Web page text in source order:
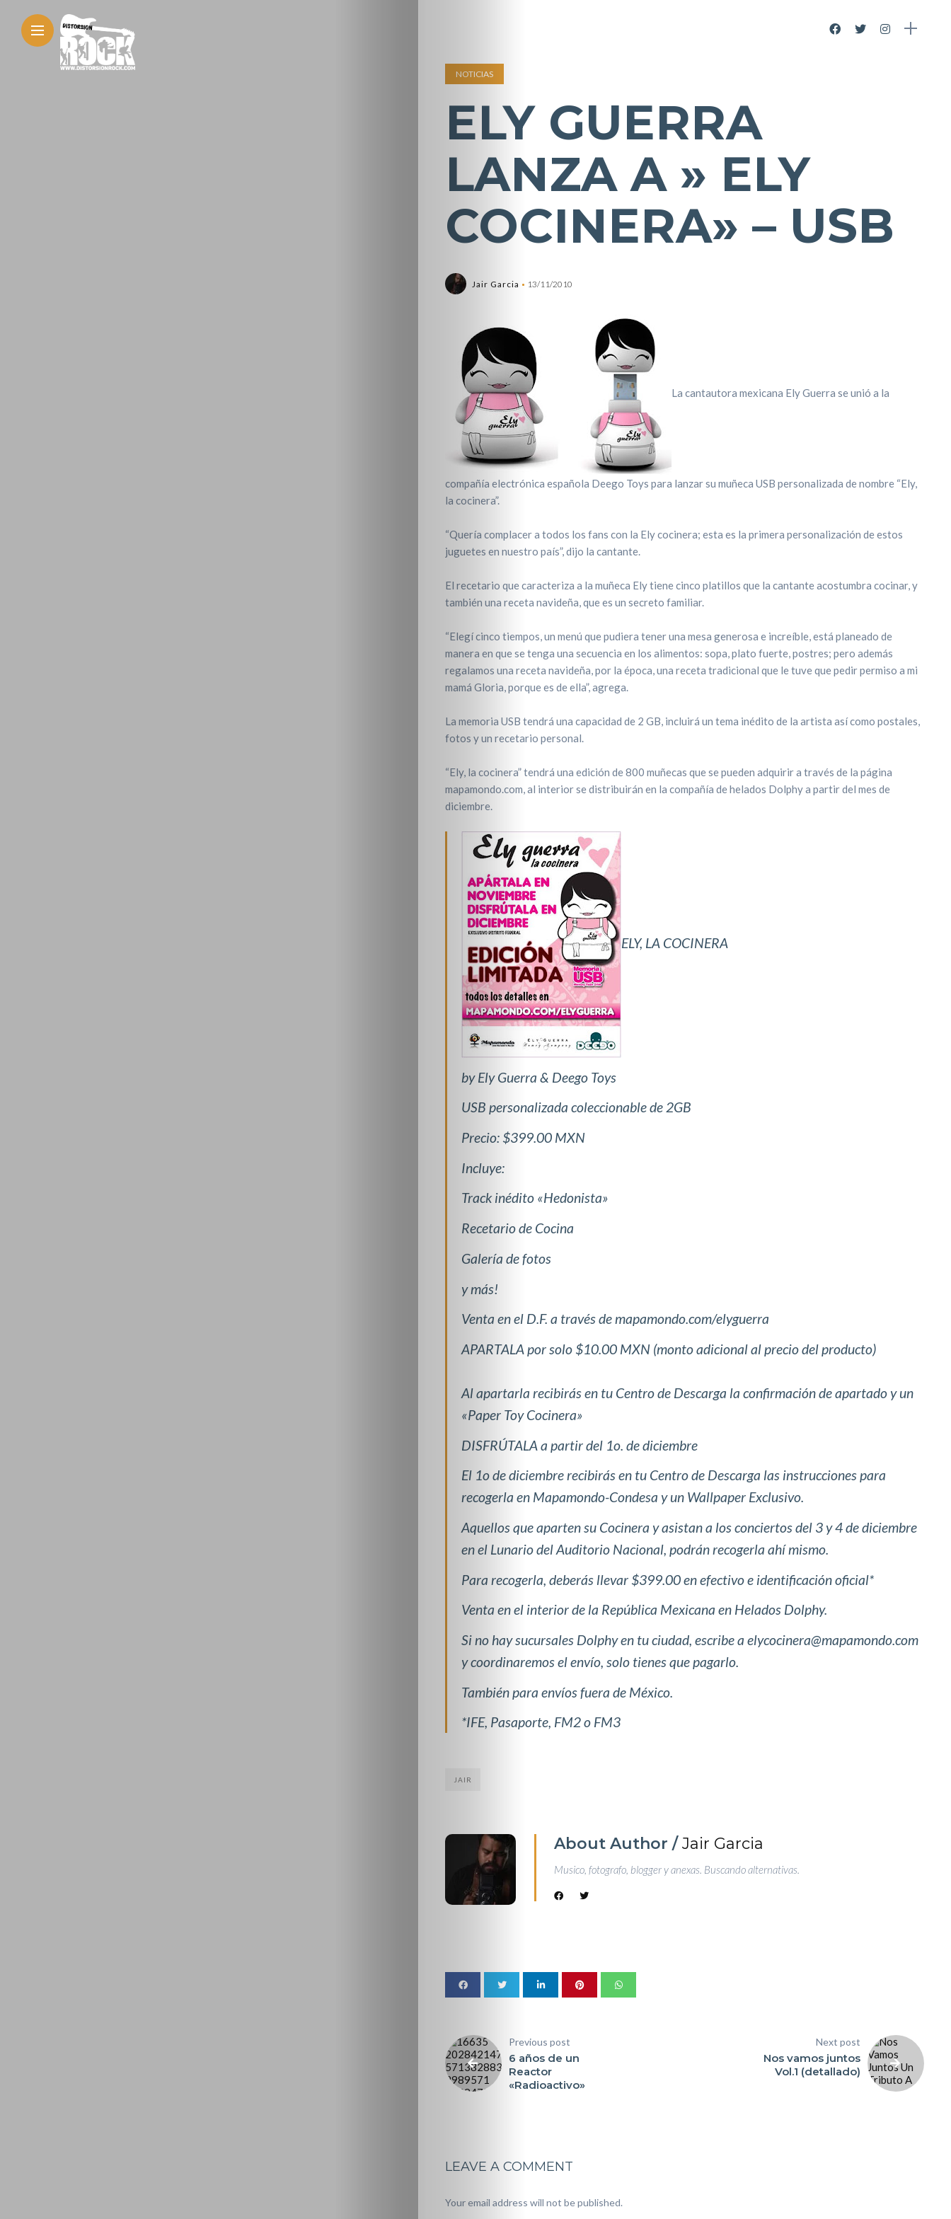
NOTICIAS
ELY GUERRA
LANZA A » ELY
COCINERA» – USB
Jair Garcia 13/11/2010
La cantautora mexicana Ely Guerra se unió a la
compañía electrónica española Deego Toys para lanzar su muñeca USB personalizada de nombre “Ely,
la cocinera”.
“Quería complacer a todos los fans con la Ely cocinera; esta es la primera personalización de estos
juguetes en nuestro país”, dijo la cantante.
El recetario que caracteriza a la muñeca Ely tiene cinco platillos que la cantante acostumbra cocinar, y
también una receta navideña, que es un secreto familiar.
“Elegí cinco tiempos, un menú que pudiera tener una mesa generosa e increíble, está planeado de
manera en que se tenga una secuencia en los alimentos: sopa, plato fuerte, postres; pero además
regalamos una receta navideña, por la época, una receta tradicional que le tuve que pedir permiso a mi
mamá Gloria, porque es de ella”, agrega.
La memoria USB tendrá una capacidad de 2 GB, incluirá un tema inédito de la artista así como postales,
fotos y un recetario personal.
“Ely, la cocinera” tendrá una edición de 800 muñecas que se pueden adquirir a través de la página
mapamondo.com, al interior se distribuirán en la compañía de helados Dolphy a partir del mes de
diciembre.
ELY, LA COCINERA
by Ely Guerra & Deego Toys
USB personalizada coleccionable de 2GB
Precio: $399.00 MXN
Incluye:
Track inédito «Hedonista»
Recetario de Cocina
Galería de fotos
y más!
Venta en el D.F. a través de mapamondo.com/elyguerra
APARTALA por solo $10.00 MXN (monto adicional al precio del producto)
Al apartarla recibirás en tu Centro de Descarga la confirmación de apartado y un
«Paper Toy Cocinera»
DISFRÚTALA a partir del 1o. de diciembre
El 1o de diciembre recibirás en tu Centro de Descarga las instrucciones para
recogerla en Mapamondo-Condesa y un Wallpaper Exclusivo.
Aquellos que aparten su Cocinera y asistan a los conciertos del 3 y 4 de diciembre
en el Lunario del Auditorio Nacional, podrán recogerla ahí mismo.
Para recogerla, deberás llevar $399.00 en efectivo e identificación oficial*
Venta en el interior de la República Mexicana en Helados Dolphy.
Si no hay sucursales Dolphy en tu ciudad, escribe a elycocinera@mapamondo.com
y coordinaremos el envío, solo tienes que pagarlo.
También para envíos fuera de México.
*IFE, Pasaporte, FM2 o FM3
JAIR
About Author /Jair Garcia
Musico, fotografo, blogger y anexas. Buscando alternativas.
Previous post
6 años de un
Reactor
«Radioactivo»
Next post
Nos vamos juntos
Vol.1 (detallado)
LEAVE A COMMENT
Your email address will not be published.